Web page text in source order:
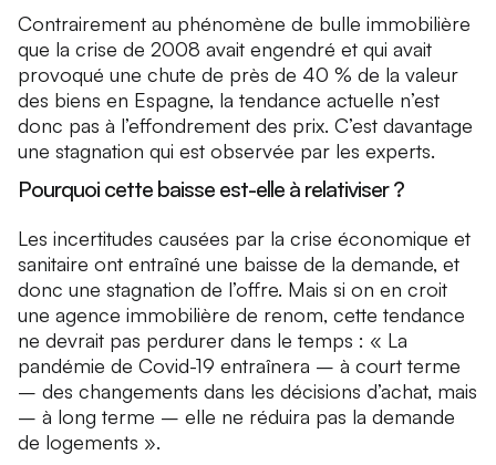
Contrairement au phénomène de bulle immobilière
que la crise de 2008 avait engendré et qui avait
provoqué une chute de près de 40 % de la valeur
des biens en Espagne, la tendance actuelle n’est
donc pas à l’effondrement des prix. C’est davantage
une stagnation qui est observée par les experts.
Pourquoi cette baisse est-elle à relativiser ?
Les incertitudes causées par la crise économique et
sanitaire ont entraîné une baisse de la demande, et
donc une stagnation de l’offre. Mais si on en croit
une agence immobilière de renom, cette tendance
ne devrait pas perdurer dans le temps : « La
pandémie de Covid-19 entraînera – à court terme
– des changements dans les décisions d’achat, mais
– à long terme – elle ne réduira pas la demande
de logements ».